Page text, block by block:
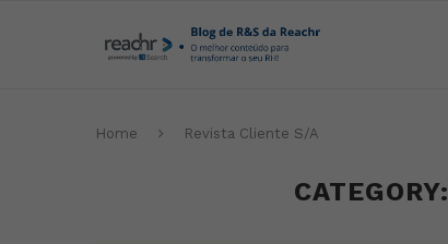
Home Revista Cliente S/A
CATEGORY: